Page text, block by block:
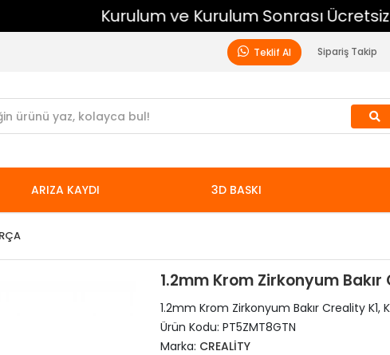
ve Kurulum Sonrası Ücretsiz Destek
Teklif Al Sipariş Takip
ARIZA KAYDI 3D BASKI
1.2mm Krom Zirkonyum Bakır
1.2mm Krom Zirkonyum Bakır Creality K1,
Ürün Kodu: PT5ZMT8GTN
Marka: CREALİTY